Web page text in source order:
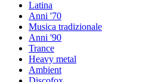
Latina
Anni '70
Musica tradizionale
Anni '90
Trance
Heavy metal
Ambient